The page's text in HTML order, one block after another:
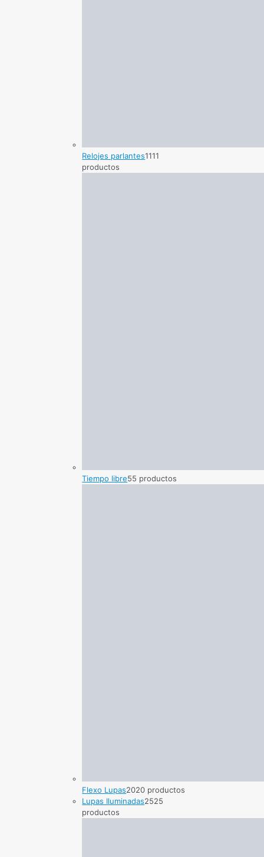
Relojes parlantes1111
productos
Tiempo libre55 productos
Flexo Lupas2020 productos
Lupas Iluminadas2525
productos